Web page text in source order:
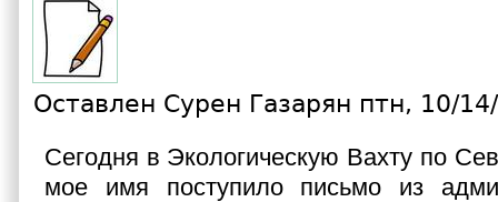
Оставлен Сурен Газарян птн, 10/
Сегодня в Экологическую Вахту по
мое имя поступило письмо из